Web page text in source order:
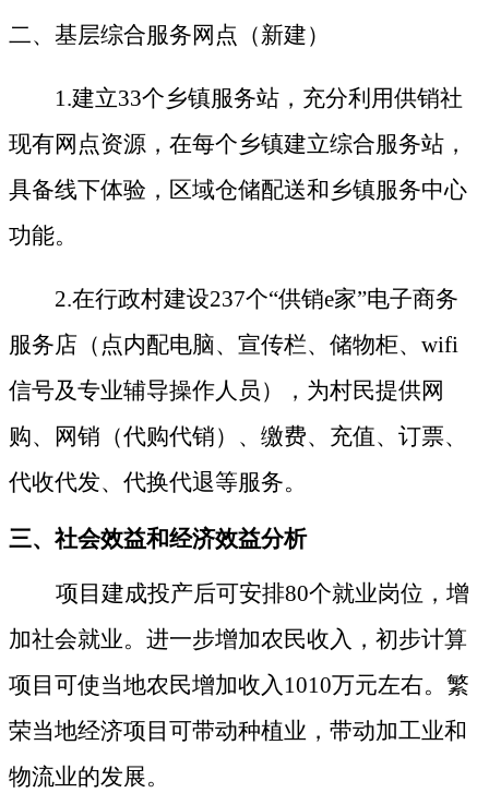
二、基层综合服务网点 （新建）
1.建立33个乡镇服务站，充分利用供销社
现有网点资源，在每个乡镇建立综合服务站，
具备线下体验，区域仓储配送和乡镇服务中心
功能。
2.在行政村建设237个“供销e家”电子商务
服务店（点内配电脑、宣传栏、储物柜、wifi
信号及专业辅导操作人员），为村民提供网
购、网销（代购代销）、缴费、充值、订票、
代收代发、代换代退等服务。
三、 社会效益和经济效益分析
项目建成投产后可安排80个就业岗位，增
加社会就业。进一步增加农民收入，初步计算
项目可使当地农民增加收入1010万元左右。繁
荣当地经济项目可带动种植业，带动加工业和
物流业的发展。